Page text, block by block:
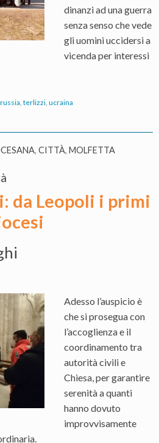
dinanzi ad una guerra
senza senso che vede
gli uomini uccidersi a
vicenda per interessi
russia, terlizzi, ucraina
, CITTÀ, MOLFETTA
da Leopoli i primi
Adesso l’auspicio è
che si prosegua con
l’accoglienza e il
coordinamento tra
autorità civili e
Chiesa, per garantire
serenità a quanti
hanno dovuto
improvvisamente